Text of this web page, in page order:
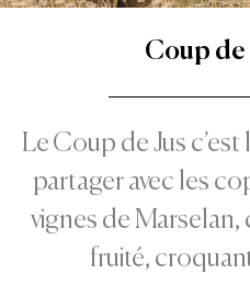
Coup de
Le Coup de Jus
partager avec les
vignes de
fruité,